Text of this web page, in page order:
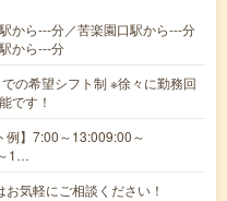
から---分／苦楽園口駅から---分
から---分
の希望シフト制 ※徐々に勤務回
です！
】7:00～13:009:00～
1…
気軽にご相談ください！